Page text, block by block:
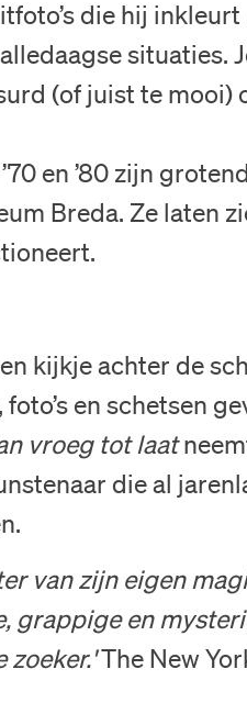
Bezoek
ons
Zoeken
Tickets
die hij
situaties.
(of juist te mooi)
en ’80 zijn
Breda. Ze laten
kijkje achter de
en schetsen
vroeg tot laat
die al
van zijn eigen
grappige en
zoeker.'The New